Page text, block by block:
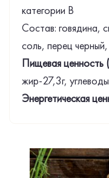
категории В
Состав: говядина,
соль, перец
Пищевая ценность
жир-27,3г,
Энергетическая